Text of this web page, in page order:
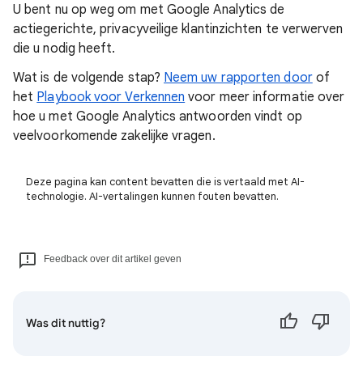
U bent nu op weg om met Google Analytics de
actiegerichte, privacyveilige klantinzichten te verwerven
die u nodig heeft.
Wat is de volgende stap? Neem uw rapporten doorof
het Playbook voor Verkennen voor meer informatie over
hoe u met Google Analytics antwoorden vindt op
veelvoorkomende zakelijke vragen.
Deze pagina kan content bevatten die is vertaald met AI-
technologie. AI-vertalingen kunnen fouten bevatten.
Feedback over dit artikel geven
Was dit nuttig?